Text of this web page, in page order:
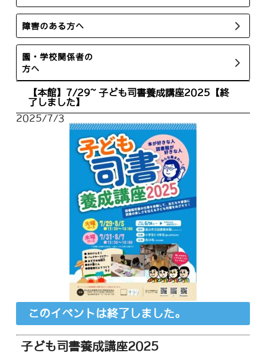
障害のある方へ
園・学校関係者の
方へ
【本館】7/29~ 子ども司書養成講座2025【終
了しました】
2025/7/3
このイベントは終了しました。
子ども司書養成講座2025